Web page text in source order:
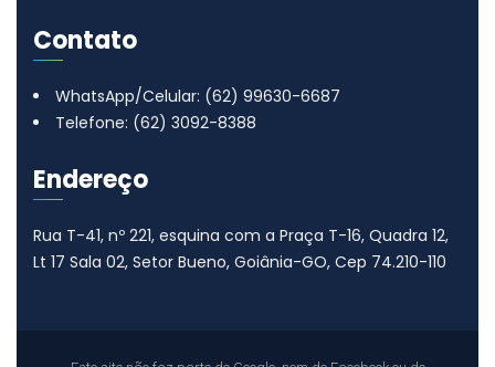
Contato
WhatsApp/Celular: (62) 99630-6687
Telefone: (62) 3092-8388
Endereço
Rua T-41, nº 221, esquina com a Praça T-16, Quadra 12,
Lt 17 Sala 02, Setor Bueno, Goiânia-GO, Cep 74.210-110